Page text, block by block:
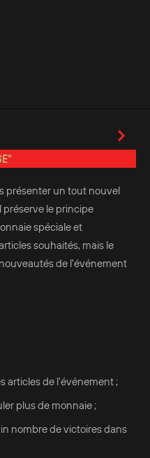
présenter un tout nouvel
le principe
spéciale et
souhaités, mais le
de l'événement
articles de l'événement ;
plus de monnaie ;
nombre de victoires dans